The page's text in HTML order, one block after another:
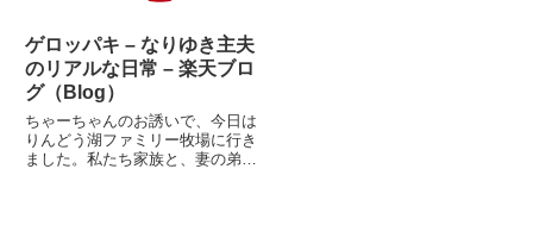
ゲロッパキ – なりゆき主夫
のリアルな日常 – 楽天ブロ
グ（Blog）
ちゃーちゃんのお誘いで、今日は
りんどう湖ファミリー牧場に行き
ました。私たち家族と、妻の弟家